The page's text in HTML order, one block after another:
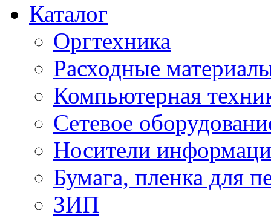
Каталог
Оргтехника
Расходные
Компьютерная
Сетевое
Носители
Бумага, пленка для
ЗИП